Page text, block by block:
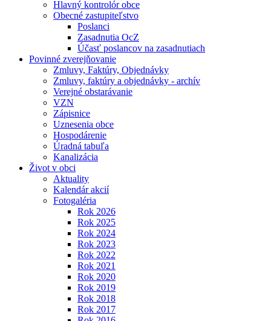
Hlavný kontrolór obce
Obecné zastupiteľstvo
Poslanci
Zasadnutia OcZ
Účasť poslancov na zasadnutiach
Povinné zverejňovanie
Zmluvy, Faktúry, Objednávky
Zmluvy, faktúry a objednávky - archív
Verejné obstarávanie
VZN
Zápisnice
Uznesenia obce
Hospodárenie
Úradná tabuľa
Kanalizácia
Život v obci
Aktuality
Kalendár akcií
Fotogaléria
Rok 2026
Rok 2025
Rok 2024
Rok 2023
Rok 2022
Rok 2021
Rok 2020
Rok 2019
Rok 2018
Rok 2017